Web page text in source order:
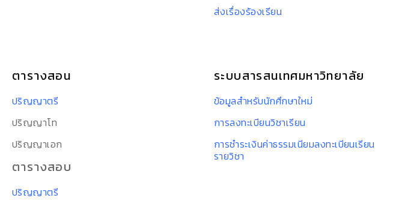
ส่งเรื่องร้องเรียน
ตารางสอน
ปริญญาตรี
ปริญญาโท
ปริญญาเอก
ตารางสอบ
ปริญญาตรี
ระบบสารสนเทศมหาวิทยาลัย
ข้อมูลสำหรับนักศึกษาใหม่
การลงทะเบียนวิชาเรียน
การชำระเงินค่าธรรมเนียมลงทะเบียนเรียน
รายวิชา